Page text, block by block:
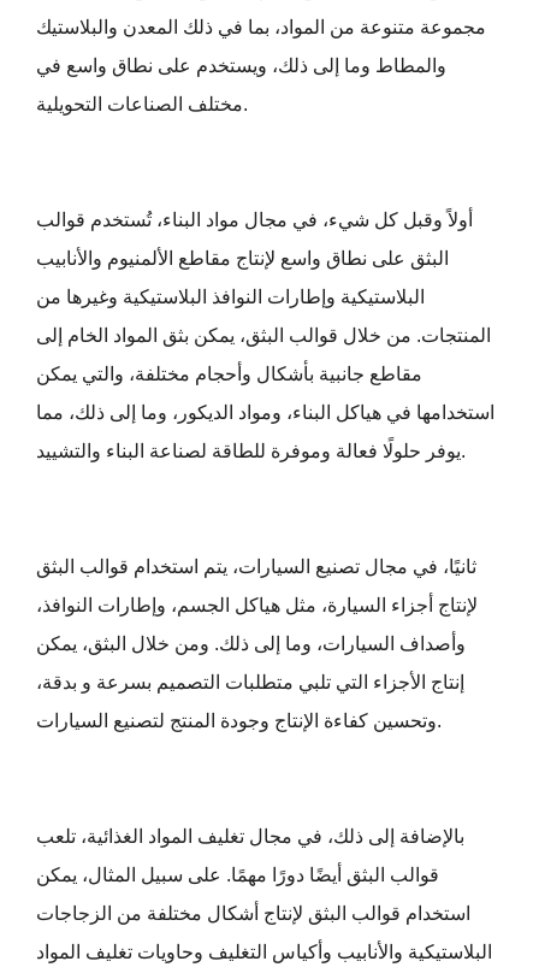
مجموعة متنوعة من المواد، بما في ذلك المعدن والبلاستيك
والمطاط وما إلى ذلك، ويستخدم على نطاق واسع في
مختلف الصناعات التحويلية.
أولاً وقبل كل شيء، في مجال مواد البناء، تُستخدم قوالب
البثق على نطاق واسع لإنتاج مقاطع الألمنيوم والأنابيب
البلاستيكية وإطارات النوافذ البلاستيكية وغيرها من
المنتجات. من خلال قوالب البثق، يمكن بثق المواد الخام إلى
مقاطع جانبية بأشكال وأحجام مختلفة، والتي يمكن
استخدامها في هياكل البناء، ومواد الديكور، وما إلى ذلك، مما
يوفر حلولًا فعالة وموفرة للطاقة لصناعة البناء والتشييد.
ثانيًا، في مجال تصنيع السيارات، يتم استخدام قوالب البثق
لإنتاج أجزاء السيارة، مثل هياكل الجسم، وإطارات النوافذ،
وأصداف السيارات، وما إلى ذلك. ومن خلال البثق، يمكن
إنتاج الأجزاء التي تلبي متطلبات التصميم بسرعة و بدقة،
وتحسين كفاءة الإنتاج وجودة المنتج لتصنيع السيارات.
بالإضافة إلى ذلك، في مجال تغليف المواد الغذائية، تلعب
قوالب البثق أيضًا دورًا مهمًا. على سبيل المثال، يمكن
استخدام قوالب البثق لإنتاج أشكال مختلفة من الزجاجات
البلاستيكية والأنابيب وأكياس التغليف وحاويات تغليف المواد